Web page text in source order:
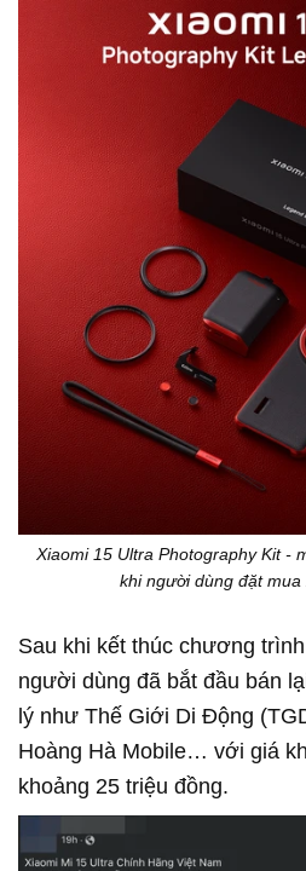
Xiaomi 15 Ultra Photography Kit -
khi người dùng đặt mua
Sau khi kết thúc chương
người dùng đã bắt đầu bán
lý như Thế Giới Di Động
Hoàng Hà Mobile… với giá
khoảng 25 triệu đồng.